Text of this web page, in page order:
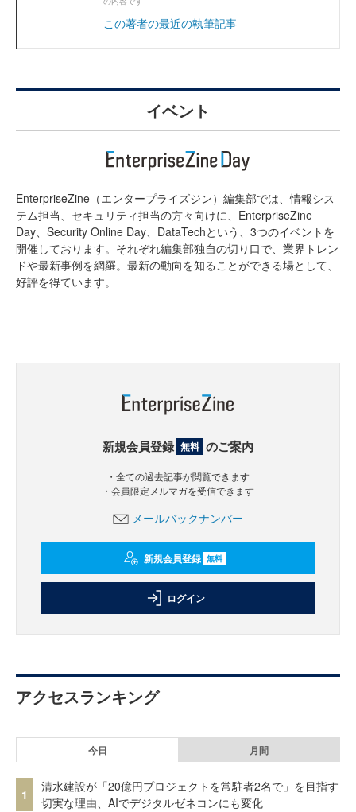
この著者の最近の執筆記事
イベント
EnterpriseZine（エンタープライズジン）編集部では、情報シス
テム担当、セキュリティ担当の方々向けに、EnterpriseZine
Day、Security Online Day、DataTechという、3つのイベントを
開催しております。それぞれ編集部独自の切り口で、業界トレン
ドや最新事例を網羅。最新の動向を知ることができる場として、
好評を得ています。
新規会員登録 無料 のご案内
・全ての過去記事が閲覧できます
・会員限定メルマガを受信できます
メールバックナンバー
新規会員登録 無料
ログイン
アクセスランキング
今日 月間
1
清水建設が「20億円プロジェクトを常駐者2名で」を目指す
切実な理由、AIでデジタルゼネコンにも変化